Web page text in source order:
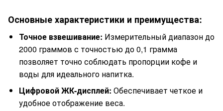
Основные характеристики и преимущества:
Точное взвешивание: Измерительный диапазон до
2000 граммов с точностью до 0,1 грамма
позволяет точно соблюдать пропорции кофе и
воды для идеального напитка.
Цифровой ЖК-дисплей: Обеспечивает четкое и
удобное отображение веса.